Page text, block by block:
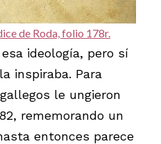
de Roda, folio 178r.
ideología, pero sí
inspiraba. Para
le ungieron
rememorando un
entonces parece